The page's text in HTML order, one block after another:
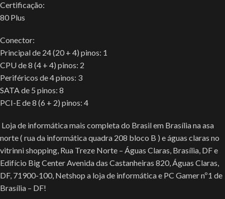
Certificação:
80 Plus
Conector:
Principal de 24 (20 + 4) pinos: 1
CPU de 8 (4 + 4) pinos: 2
Periféricos de 4 pinos: 3
SATA de 5 pinos: 8
PCI-E de 8 (6 + 2) pinos: 4
Loja de informática mais completa do Brasil em Brasília na asa
norte ( rua da informática quadra 208 bloco B ) e águas claras no
vitrinni shopping, Rua Treze Norte – Águas Claras, Brasília, DF e
Edifício Big Center Avenida das Castanheiras 820, Águas Claras,
DF, 71900-100, Netshop a loja de informática e PC Gamer nº1 de
Brasília – DF!